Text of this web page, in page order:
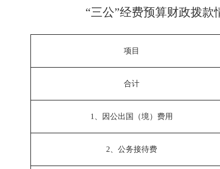
“三公”经费预算财政拨款
项目
合计
1、因公出国（境）费用
2、公务接待费